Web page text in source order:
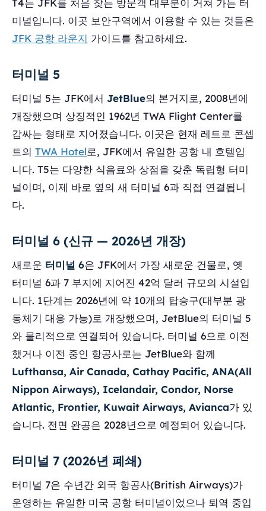
T4는 JFK를 처음 찾는 방문객 대부분이 거쳐 가는 터
미널입니다. 이곳 보안구역에서 이용할 수 있는 것들은
JFK 공항 라운지 가이드를 참고하세요.
터미널 5
터미널 5는 JFK에서 JetBlue의 본거지로, 2008년에
개장했으며 상징적인 1962년 TWA Flight Center를
감싸는 형태로 지어졌습니다. 이곳은 현재 레트로 콘셉
트의 TWA Hotel로, JFK에서 유일한 공항 내 호텔입
니다. T5는 다양한 식음료와 상점을 갖춘 독립형 터미
널이며, 이제 바로 옆의 새 터미널 6과 직접 연결됩니
다.
터미널 6 (신규 — 2026년 개장)
새로운 터미널 6은 JFK에서 가장 새로운 건물로, 옛
터미널 6과 7 부지에 지어진 42억 달러 규모의 시설입
니다. 1단계는 2026년에 약 10개의 탑승구(대부분 광
동체기 대응 가능)로 개장했으며, JetBlue의 터미널 5
와 물리적으로 연결되어 있습니다. 터미널 6으로 이전
했거나 이전 중인 항공사로는 JetBlue와 함께
Lufthansa, Air Canada, Cathay Pacific, ANA(All
Nippon Airways), Icelandair, Condor, Norse
Atlantic, Frontier, Kuwait Airways, Avianca가 있
습니다. 전면 완공은 2028년으로 예정되어 있습니다.
터미널 7 (2026년 폐쇄)
터미널 7은 수년간 외국 항공사(British Airways)가
운영하는 유일한 미국 공항 터미널이었으나 퇴역 중입